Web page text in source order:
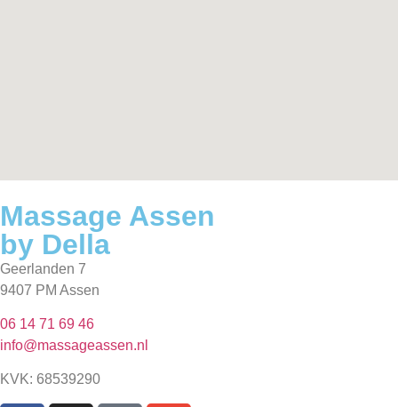
Massage Assen
by Della
Geerlanden 7
9407 PM Assen
06 14 71 69 46
info@massageassen.nl
KVK: 68539290